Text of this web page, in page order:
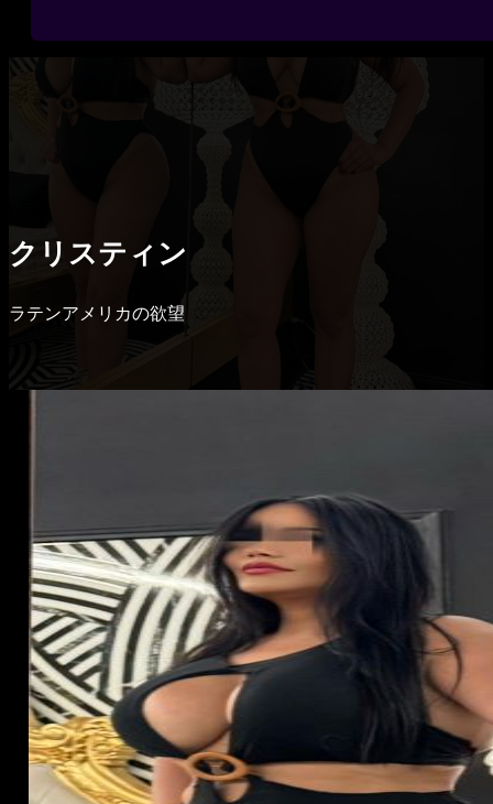
クリスティン
ラテンアメリカの欲望